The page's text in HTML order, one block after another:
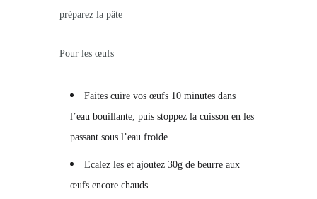
préparez la pâte
Pour les œufs
Faites cuire vos œufs 10 minutes dans
l’eau bouillante, puis stoppez la cuisson en les
passant sous l’eau froide.
Ecalez les et ajoutez 30g de beurre aux
œufs encore chauds